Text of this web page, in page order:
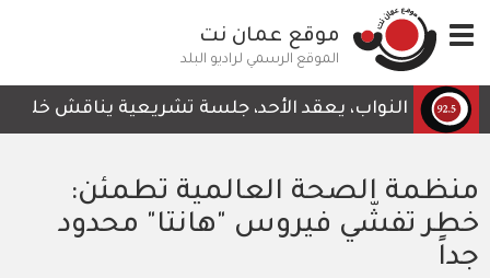
إلى
المحتوى
الرئيسي
Toggle
navigation
موقع عمان نت
الموقع الرسمي لراديو البلد
النواب، يعقد الأحد، جلسة تشريعية يناقش خلالها قرار
منظمة الصحة العالمية تطمئن:
خطر تفشّي فيروس "هانتا" محدود
جداً